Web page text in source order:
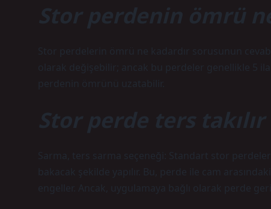
Stor perdenin ömrü
Stor perdelerin ömrü ne kadardır sorusunun
olarak değişebilir; ancak bu perdeler genellikle 5
perdenin ömrünü uzatabilir.
Stor perde ters takılır
Sarma, ters sarma seçeneği: Standart stor
bakacak şekilde yapılır. Bu, perde ile cam
engeller. Ancak, uygulamaya bağlı olarak perde